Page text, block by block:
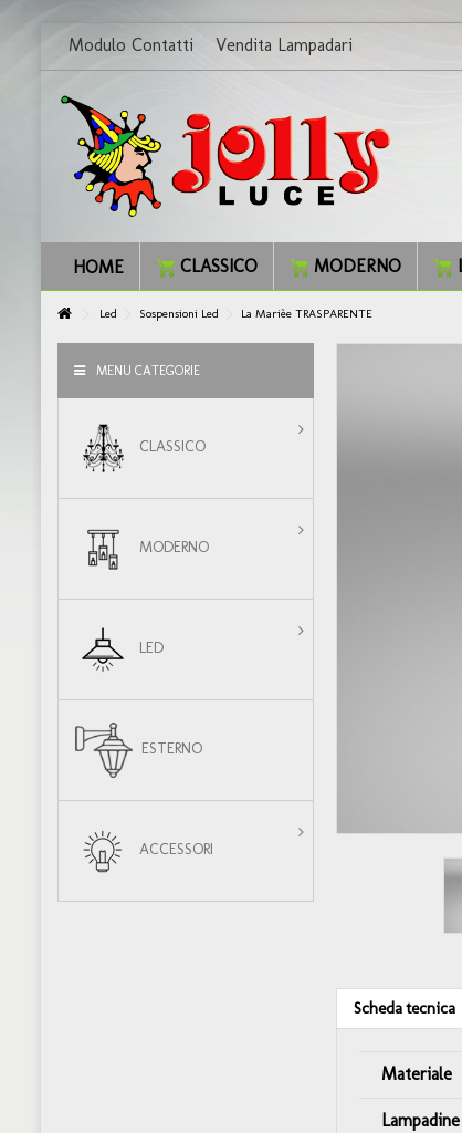
Modulo Contatti Vendita Lampadari
HOME CLASSICO MODERNO
Led Sospensioni Led La Marièe TRASPARENTE
Scheda tecnica
Materiale
MENU CATEGORIE
CLASSICO
MODERNO
LED
ESTERNO
ACCESSORI